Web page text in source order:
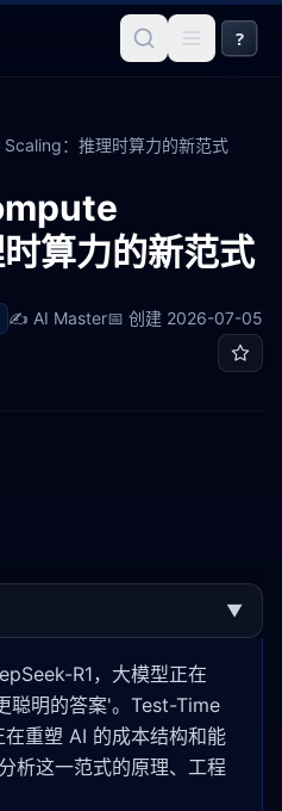
?
：推理时算力的新范式
算力的新范式
✍️ AI Master📅 创建 2026-07-05
▼
R1，大模型正在
聪明的答案'。Test-Time
重塑 AI 的成本结构和能
这一范式的原理、工程